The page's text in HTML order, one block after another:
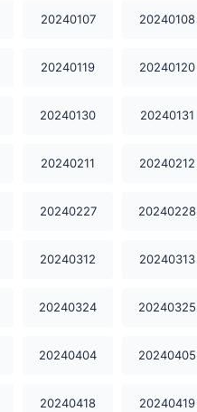
20240107 20240108
20240119 20240120
20240130 20240131
20240211 20240212
20240227 20240228
20240312 20240313
20240324 20240325
20240404 20240405
20240418 20240419